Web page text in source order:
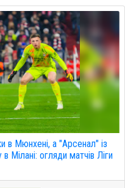
в Мюнхені, а "Арсенал" із
Мілані: огляди матчів Ліги